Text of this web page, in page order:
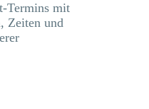
Termins mit
Zeiten und